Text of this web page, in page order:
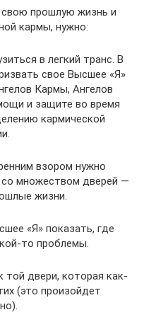
прошлую жизнь и
кармы, нужно:
в легкий транс. В
свое Высшее «Я»
Кармы, Ангелов
и защите во время
кармической
взором нужно
множеством дверей —
жизни.
«Я» показать, где
то проблемы.
той двери, которая как-
(это произойдет